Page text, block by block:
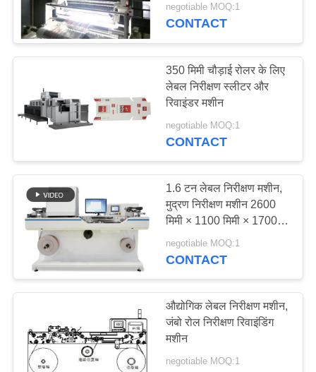
इलेक्ट्रॉनिक निरीक्षण
गुणवत्ता नियंत्रण विजन
negotiable MOQ:1
CONTACT
350 मिमी चौड़ाई रोलर के लिए
लेबल निरीक्षण स्लीटर और
रिवाइंडर मशीन
negotiable MOQ:1
CONTACT
1.6 टन लेबल निरीक्षण मशीन,
मुद्रण निरीक्षण मशीन 2600
मिमी × 1100 मिमी × 1700
negotiable MOQ:1
CONTACT
औद्योगिक लेबल निरीक्षण मशीन,
जंबो रोल निरीक्षण रिवाइंडिंग
मशीन
negotiable MOQ:1